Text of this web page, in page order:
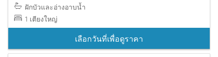
ฝักบัวและอ่างอาบน้ำ
1 เตียงใหญ่
เลือกวันที่เพื่อดูราคา